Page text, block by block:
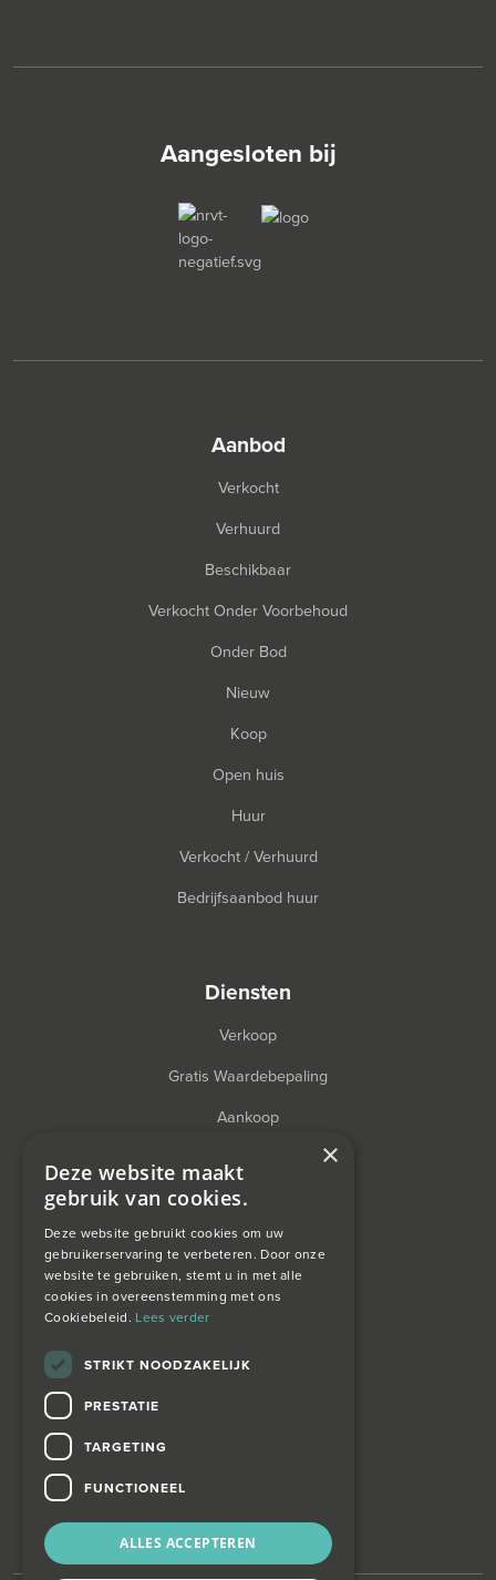
Aangesloten bij
aanbod
Verkocht
Verhuurd
Beschikbaar
Verkocht Onder Voorbehoud
Onder Bod
Nieuw
Koop
Open huis
Huur
Verkocht / Verhuurd
Bedrijfsaanbod huur
diensten
Verkoop
Gratis Waardebepaling
Aankoop
Taxatie
over ons
×
Deze website maakt
gebruik van cookies.
Deze website gebruikt cookies om uw
gebruikerservaring te verbeteren. Door onze
website te gebruiken, stemt u in met alle
cookies in overeenstemming met ons
Cookiebeleid. Lees verder
STRIKT NOODZAKELIJK
PRESTATIE
TARGETING
FUNCTIONEEL
ALLES ACCEPTEREN